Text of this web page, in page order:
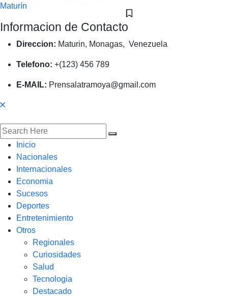
Informacion de Contacto
Direccion: Maturin, Monagas, Venezuela
Telefono: +(123) 456 789
E-MAIL: Prensalatramoya@gmail.com
Inicio
Nacionales
Internacionales
Economia
Sucesos
Deportes
Entretenimiento
Otros
Regionales
Curiosidades
Salud
Tecnologia
Destacado